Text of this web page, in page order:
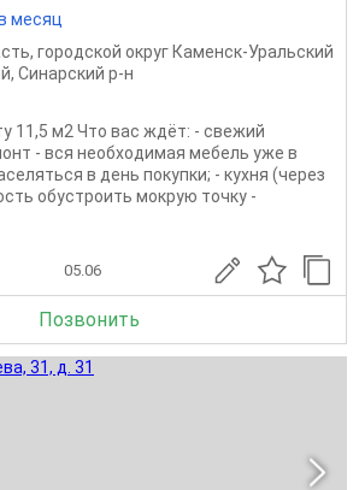
месяц
, городской округ Каменск-Уральский
, Синарский р-н
11,5 м2 Что вас ждёт: - свежий
- вся необходимая мебель уже в
в день покупки; - кухня (через
обустроить мокрую точку -
05.06
Позвонить